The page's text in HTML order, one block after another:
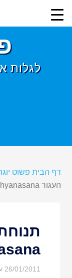
לגלות
דף הבית פשוט
העגור Baka Dhyanasana
26/01/2011